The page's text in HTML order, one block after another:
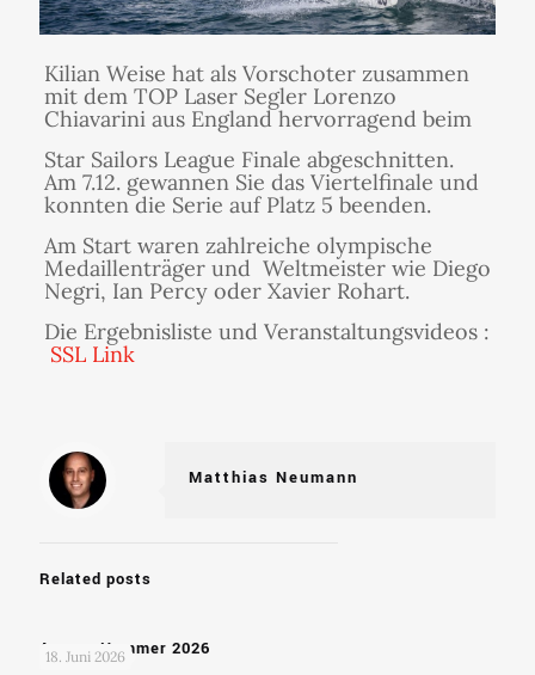
Kilian Weise hat als Vorschoter zusammen
mit dem TOP Laser Segler Lorenzo
Chiavarini aus England hervorragend beim
Star Sailors League Finale abgeschnitten.
Am 7.12. gewannen Sie das Viertelfinale und
konnten die Serie auf Platz 5 beenden.
Am Start waren zahlreiche olympische
Medaillenträger und Weltmeister wie Diego
Negri, Ian Percy oder Xavier Rohart.
Die Ergebnisliste und Veranstaltungsvideos :
SSL Link
Matthias Neumann
Related posts
18. Juni 2026
Ammer Hammer 2026